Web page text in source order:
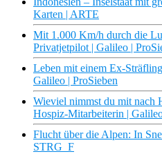
Karten | ARTE
Mit 1.000 Km/h durch die
Privatjetpilot | Galileo |
Leben mit einem Ex-
Galileo | ProSieben
Wieviel nimmst du mit nach
Hospiz-Mitarbeiterin |
Flucht über die Alpen: In
STRG_F